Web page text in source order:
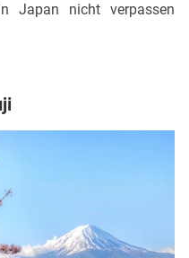
Japan nicht verpassen